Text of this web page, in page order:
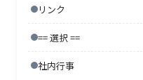
2009年2月
2009年1月
2008年3月
2008年2月
2008年1月
2007年4月
2007年3月
2007年2月
2006年5月
2005年6月
2005年5月
リンク
== 選択 ==
社内行事